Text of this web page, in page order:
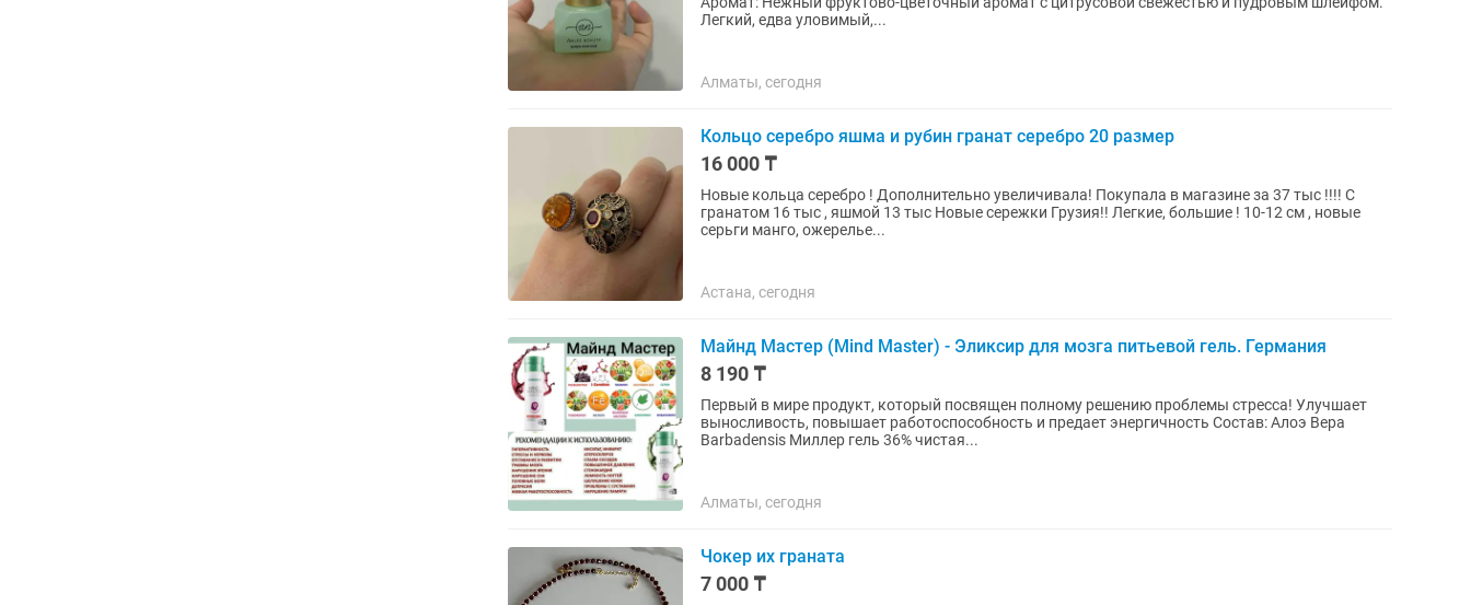
Легкий, едва уловимый,...
Алматы, сегодня
Кольцо серебро яшма и рубин гранат серебро 20 размер
16 000 ₸
Новые кольца серебро ! Дополнительно увеличивала! Покупала в магазине за 37 тыс !!!! С
гранатом 16 тыс , яшмой 13 тыс Новые сережки Грузия!! Легкие, большие ! 10-12 см , новые
серьги манго, ожерелье...
Астана, сегодня
Майнд Мастер (Mind Master) - Эликсир для мозга питьевой гель. Германия
8 190 ₸
Первый в мире продукт, который посвящен полному решению проблемы стресса! Улучшает
выносливость, повышает работоспособность и предает энергичность Состав: Алоэ Вера
Barbadensis Миллер гель 36% чистая...
Алматы, сегодня
Чокер их граната
7 000 ₸